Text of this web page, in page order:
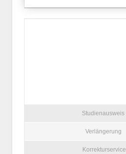
Studienausweis
Verlängerung
Korrekturservice